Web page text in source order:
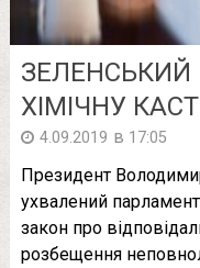
ЗЕЛЕНСЬКИЙ
ХІМІЧНУ
4.09.2019 в 17:05
Президент
ухвалений
закон про
розбещення